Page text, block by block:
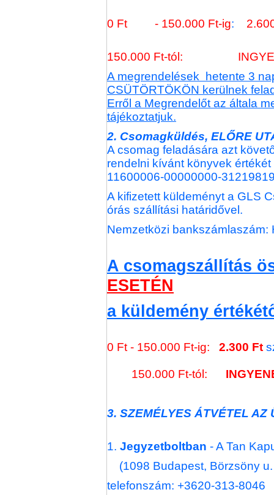
0 Ft - 150.000 Ft-ig:
150.000 Ft-tól:
A megrendelések hetente 3
CSÜTÖRTÖKÖN kerülnek
Erről a Megrendelőt az általa
tájékoztatjuk.
2. Csomagküldés, ELŐRE
A csomag feladására azt
rendelni kívánt könyvek
11600006-00000000-
A kifizetett küldeményt a GLS
órás szállítási határidővel.
Nemzetközi
A csomagszállítás
ESETÉN
a küldemény
0 Ft - 150.000 Ft-ig: 2.300 Ft
150.000 Ft-tól:
3. SZEMÉLYES ÁTVÉTEL AZ
1. Jegyzetboltban - A Tan
(1098 Budapest, Börzsöny
telefonszám: +3620-313-8046